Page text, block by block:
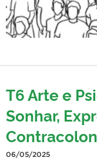
T6 Arte e
Sonhar,
06/05/2025